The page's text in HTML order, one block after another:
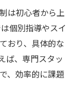
は初心者から上
個別指導やスイ
おり、具体的な
ば、専門スタッ
、効率的に課題